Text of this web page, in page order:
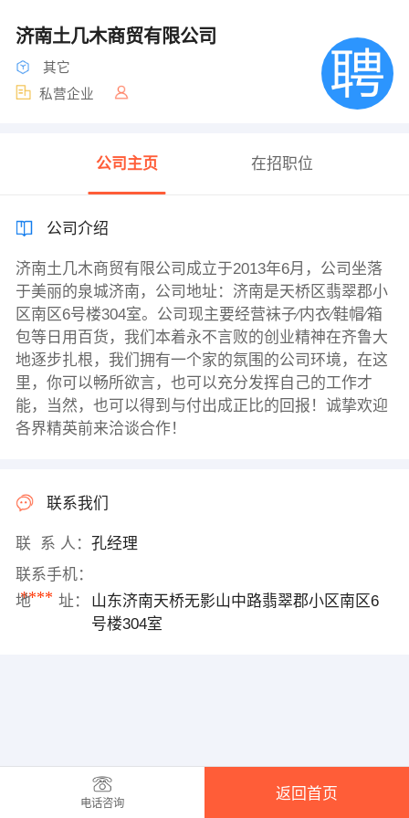
济南土几木商贸有限公司
其它
私营企业
公司主页 在招职位
公司介绍
济南土几木商贸有限公司成立于2013年6月，公司坐落
于美丽的泉城济南，公司地址：济南是天桥区翡翠郡小
区南区6号楼304室。公司现主要经营袜子∕内衣∕鞋帽∕箱
包等日用百货，我们本着永不言败的创业精神在齐鲁大
地逐步扎根，我们拥有一个家的氛围的公司环境，在这
里，你可以畅所欲言，也可以充分发挥自己的工作才
能，当然，也可以得到与付出成正比的回报！诚挚欢迎
各界精英前来洽谈合作！
联系我们
联 系 人： 孔经理
联系手机：
****
地 址：
山东济南天桥无影山中路翡翠郡小区南区6
号楼304室
电话咨询
返回首页